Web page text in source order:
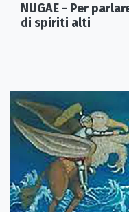
NUGAE - Per
di spiriti alti